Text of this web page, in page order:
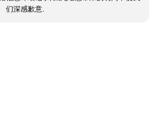
们深感歉意.